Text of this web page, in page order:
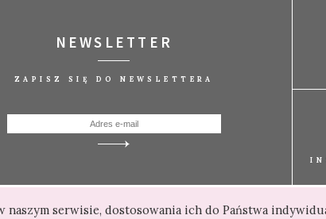
serwisie, dostosowania ich do Państwa
NEWSLETTER
ZAPISZ SIĘ DO NEWSLETTERA